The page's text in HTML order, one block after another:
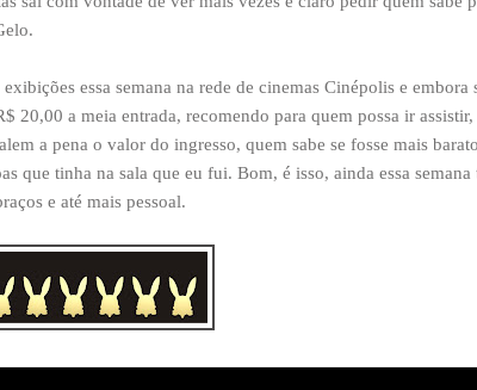
essa semana na rede de cinemas Cinépolis e embora
20,00 a meia entrada, recomendo para quem possa ir
a pena o valor do ingresso, quem sabe se fosse mais
que tinha na sala que eu fui. Bom, é isso, ainda essa semana
e até mais pessoal.